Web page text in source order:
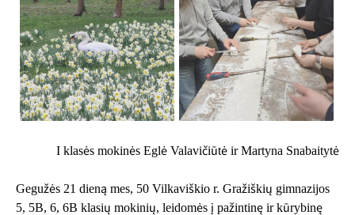
I klasės mokinės Eglė Valavičiūtė ir Martyna Snabaitytė
Gegužės 21 dieną mes, 50 Vilkaviškio r. Gražiškių gimnazijos
5, 5B, 6, 6B klasių mokinių, leidomės į pažintinę ir kūrybinę